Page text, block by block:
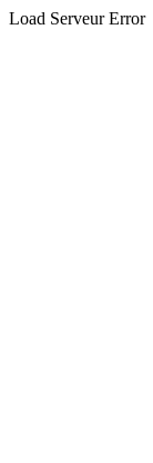
Load Serveur Error